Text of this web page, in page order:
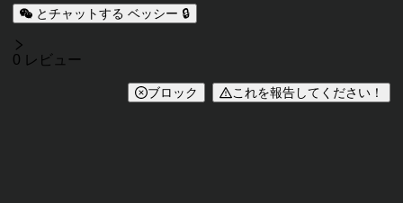
とチャットする ベッシー 🔒
レビュー
0 レビュー
ブロック これを報告してください！